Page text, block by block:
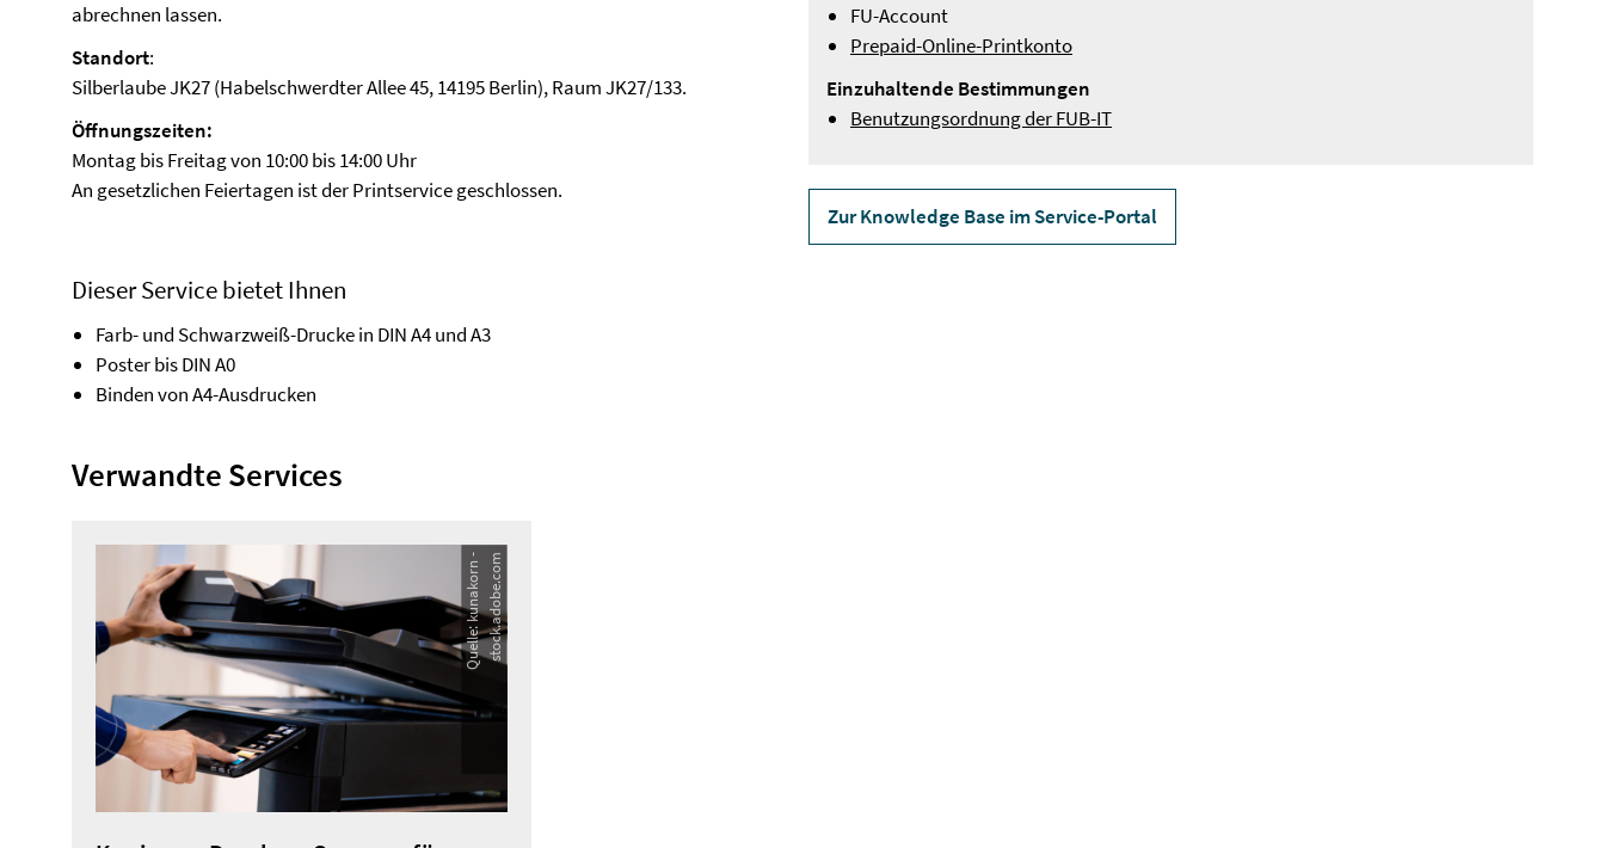
abrechnen lassen.
Standort:
Silberlaube JK27 (Habelschwerdter Allee 45, 14195 Berlin), Raum JK27/133.
Öffnungszeiten:
Montag bis Freitag von 10:00 bis 14:00 Uhr
An gesetzlichen Feiertagen ist der Printservice geschlossen.
Dieser Service bietet Ihnen
Farb- und Schwarzweiß-Drucke in DIN A4 und A3
Poster bis DIN A0
Binden von A4-Ausdrucken
FU-Account
Prepaid-Online-Printkonto
Einzuhaltende Bestimmungen
Benutzungsordnung der FUB-IT
Zur Knowledge Base im Service-Portal
Verwandte Services
Q
u
e
l
l
e
:
k
u
n
a
k
o
r
n
-
s
t
o
c
k
.
a
d
o
b
e
.
c
om